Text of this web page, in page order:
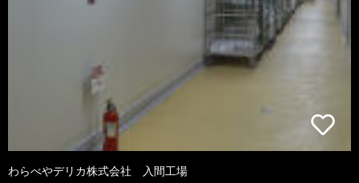
わらべやデリカ株式会社 入間工場